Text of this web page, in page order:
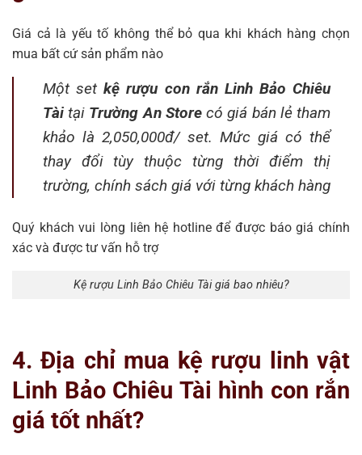
Giá cả là yếu tố không thể bỏ qua khi khách hàng chọn
mua bất cứ sản phẩm nào
Một setkệ rượu con rắn Linh Bảo Chiêu
Tài tại Trường An Storecó giá bán lẻ tham
khảo là 2,050,000đ/ set. Mức giá có thể
thay đổi tùy thuộc từng thời điểm thị
trường, chính sách giá với từng khách hàng
Quý khách vui lòng liên hệ hotline để được báo giá chính
xác và được tư vấn hỗ trợ
Kệ rượu Linh Bảo Chiêu Tài giá bao nhiêu?
4. Địa chỉ mua kệ rượu linh vật
Linh Bảo Chiêu Tài hình con rắn
giá tốt nhất?